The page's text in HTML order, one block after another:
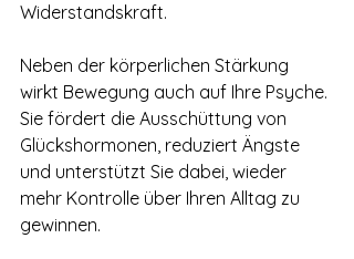
Widerstandskraft.
Neben der körperlichen Stärkung
wirkt Bewegung auch auf Ihre Psyche.
Sie fördert die Ausschüttung von
Glückshormonen, reduziert Ängste
und unterstützt Sie dabei, wieder
mehr Kontrolle über Ihren Alltag zu
gewinnen.